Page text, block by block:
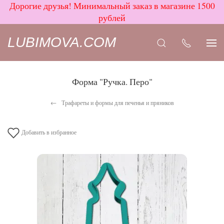
Дорогие друзья! Минимальный заказ в магазине 1500
рублей
LUBIMOVA.COM
Форма "Ручка. Перо"
Трафареты и формы для печенья и пряников
Добавить в избранное